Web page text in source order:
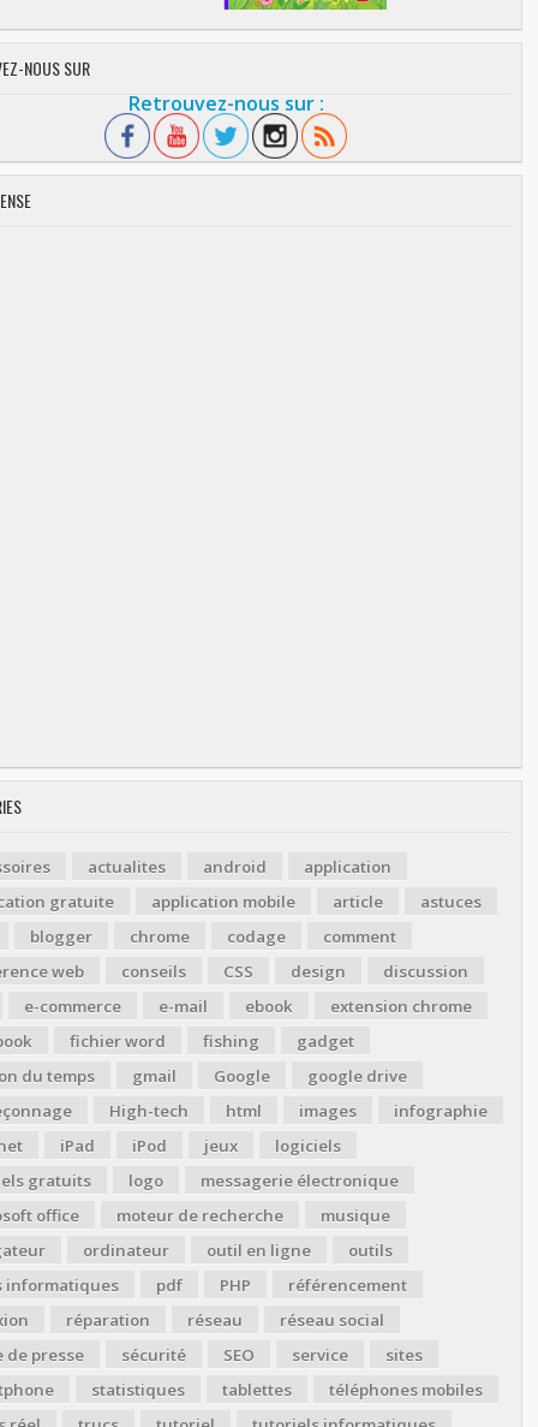
NOUS SUR
Retrouvez-nous sur :
actualites android
application
gratuite
application mobile article
astuces
blogger
chrome codage
comment
web
conseils CSS design
discussion
e-commerce
e-mail ebook
extension chrome
fichier word fishing
gadget
du temps
gmail Google
google drive
High-tech html images
infographie
iPad iPod jeux
logiciels
gratuits
logo
messagerie électronique
office
moteur de recherche
musique
ordinateur outil en ligne
outils
informatiques
pdf PHP
référencement
réparation réseau
réseau social
de presse
sécurité SEO service
sites
statistiques tablettes
téléphones mobiles